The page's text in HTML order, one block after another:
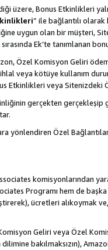
üzere, Bonus Etkinlikleri
” ile bağlantılı olarak
uygun olan bir müşteri,
Ek’te tanımlanan
Özel Komisyon Geliri
ihlal veya kötüye kullanım
Etkinlikleri veya
gerçekten gerçekleşip
yönlendiren Özel
komisyonlarından
Programı hem de
ücretleri alıkoymak
Geliri veya Özel
bakılmaksızın),